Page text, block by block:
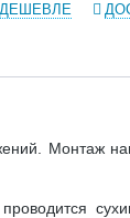
ДЕШЕВЛЕ
Монтаж